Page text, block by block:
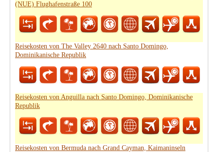
(NUE) Flughafenstraße 100
Reisekosten von The Valley 2640 nach Santo Domingo,
Dominikanische Republik
Reisekosten von Anguilla nach Santo Domingo, Dominikanische
Republik
Reisekosten von Bermuda nach Grand Cayman, Kaimaninseln